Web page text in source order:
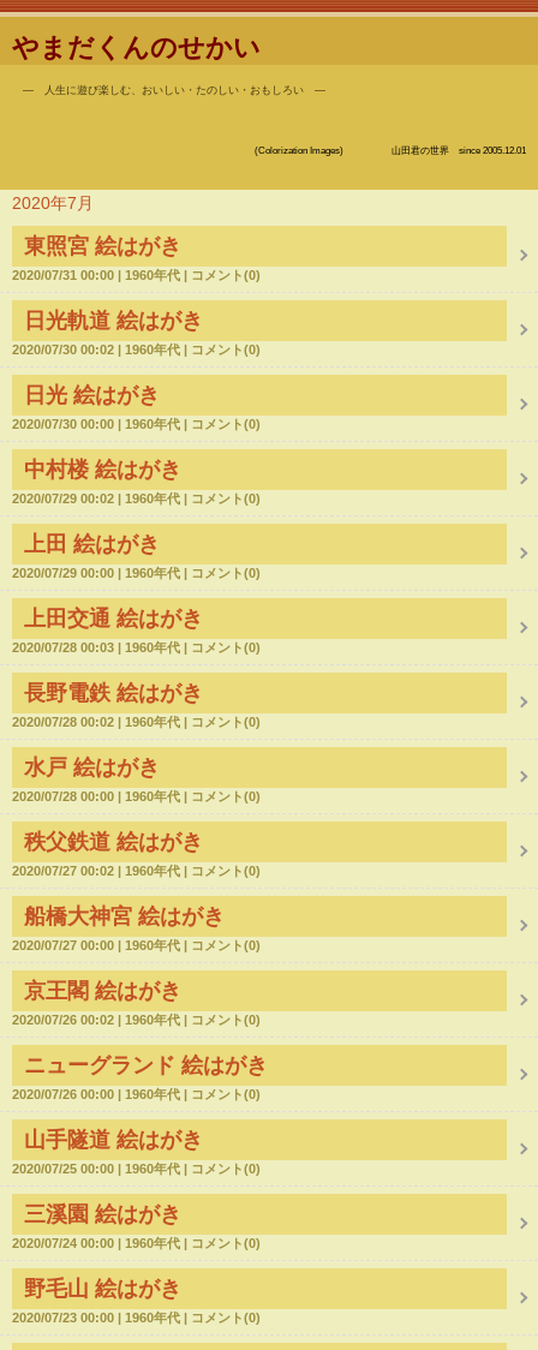
やまだくんのせかい
― 人生に遊び楽しむ、おいしい・たのしい・おもしろい ―
(Colorization Images) 山田君の世界 since 2005.12.01
2020年7月
東照宮 絵はがき
2020/07/31 00:00 1960年代 コメント(0)
日光軌道 絵はがき
2020/07/30 00:02 1960年代 コメント(0)
日光 絵はがき
2020/07/30 00:00 1960年代 コメント(0)
中村楼 絵はがき
2020/07/29 00:02 1960年代 コメント(0)
上田 絵はがき
2020/07/29 00:00 1960年代 コメント(0)
上田交通 絵はがき
2020/07/28 00:03 1960年代 コメント(0)
長野電鉄 絵はがき
2020/07/28 00:02 1960年代 コメント(0)
水戸 絵はがき
2020/07/28 00:00 1960年代 コメント(0)
秩父鉄道 絵はがき
2020/07/27 00:02 1960年代 コメント(0)
船橋大神宮 絵はがき
2020/07/27 00:00 1960年代 コメント(0)
京王閣 絵はがき
2020/07/26 00:02 1960年代 コメント(0)
ニューグランド 絵はがき
2020/07/26 00:00 1960年代 コメント(0)
山手隧道 絵はがき
2020/07/25 00:00 1960年代 コメント(0)
三溪園 絵はがき
2020/07/24 00:00 1960年代 コメント(0)
野毛山 絵はがき
2020/07/23 00:00 1960年代 コメント(0)